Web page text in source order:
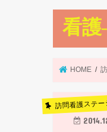
看
HOME
訪問看護ステー